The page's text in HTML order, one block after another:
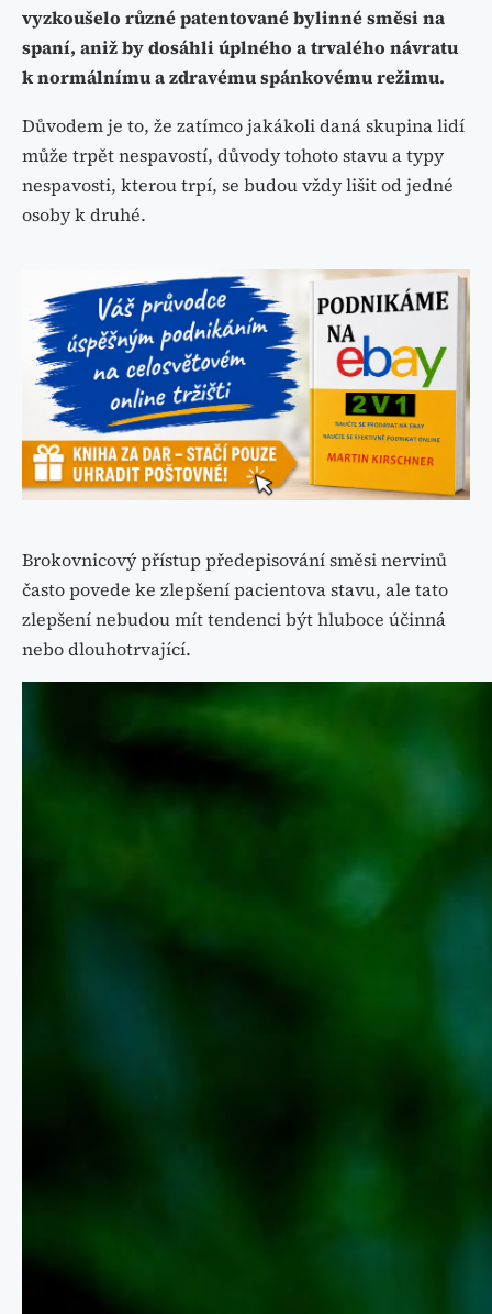
vyzkoušelo různé patentované bylinné směsi na
spaní, aniž by dosáhli úplného a trvalého návratu
k normálnímu a zdravému spánkovému režimu.
Důvodem je to, že zatímco jakákoli daná skupina lidí
může trpět nespavostí, důvody tohoto stavu a typy
nespavosti, kterou trpí, se budou vždy lišit od jedné
osoby k druhé.
Brokovnicový přístup předepisování směsi nervinů
často povede ke zlepšení pacientova stavu, ale tato
zlepšení nebudou mít tendenci být hluboce účinná
nebo dlouhotrvající.